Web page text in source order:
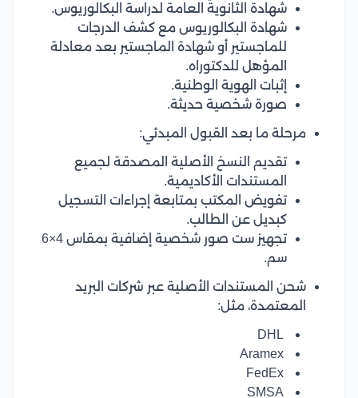
شهادة الثانوية العامة لدراسة البكالوريوس.
شهادة البكالوريوس مع كشف الدرجات
للماجستير أو شهادة الماجستير بعد معادلة
المؤهل للدكتوراه.
إثبات الهوية الوطنية.
صورة شخصية حديثة.
مرحلة ما بعد القبول المبدئي:
تقديم النسخ الأصلية المصدقة لجميع
المستندات الأكاديمية.
تفويض المكتب بمتابعة إجراءات التسجيل
كبديل عن الطالب.
تجهيز ست صور شخصية إضافية بمقاس 4×6
سم.
شحن المستندات الأصلية عبر شركات البريد
المعتمدة، مثل: